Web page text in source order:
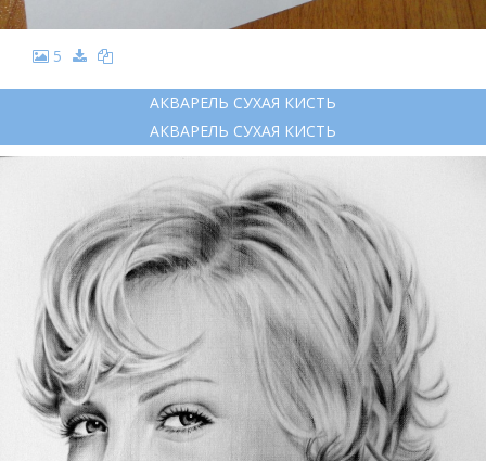
5
АКВАРЕЛЬ СУХАЯ КИСТЬ
АКВАРЕЛЬ СУХАЯ КИСТЬ